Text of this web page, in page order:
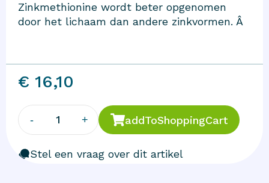
Zinkmethionine wordt beter opgenomen
door het lichaam dan andere zinkvormen. Â
€ 16,10
- 1 + addToShoppingCart
Stel een vraag over dit artikel